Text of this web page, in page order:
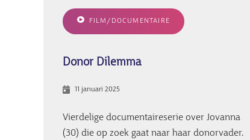
Donor Dilemma
FILM/DOCUMENTAIRE
11 januari 2025
Vierdelige documentaireserie over Jovanna
(30) die op zoek gaat naar haar donorvader.